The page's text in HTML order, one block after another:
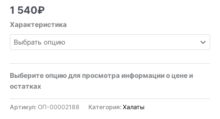
1 540₽
Характеристика
Выберите опцию для просмотра информации о цене и
остатках
Артикул: ОП-00002188 Категория: Халаты